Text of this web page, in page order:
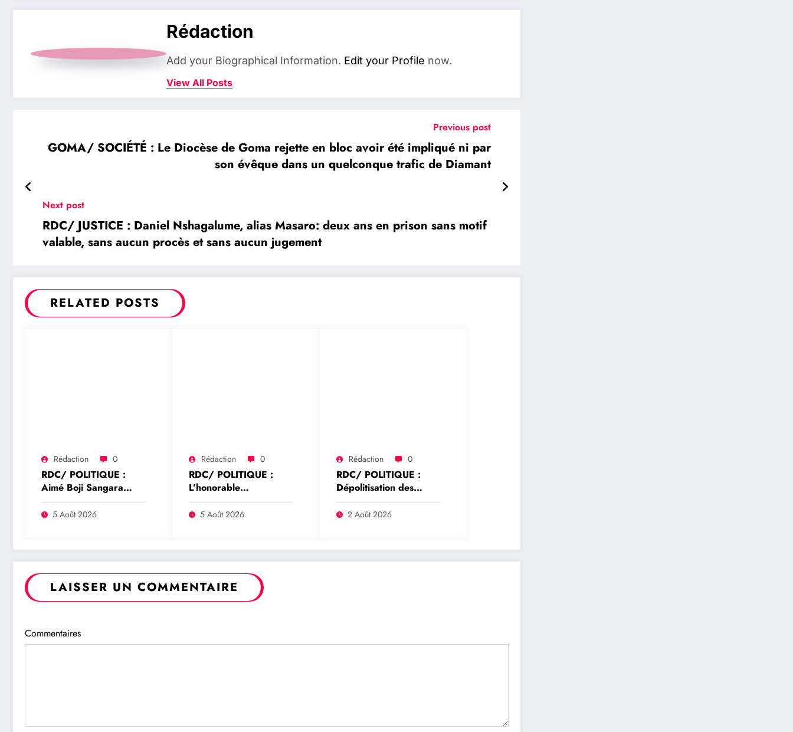
Rédaction
Add your Biographical Information. Edit your Profile now.
View All Posts
Previous post
GOMA/ SOCIÉTÉ : Le Diocèse de Goma rejette en bloc avoir été impliqué ni par
son évêque dans un quelconque trafic de Diamant
Next post
RDC/ JUSTICE : Daniel Nshagalume, alias Masaro: deux ans en prison sans motif
valable, sans aucun procès et sans aucun jugement
RELATED POSTS
Rédaction 0
RDC/ POLITIQUE :
Aimé Boji Sangara
plaide pour un tribunal
international afin de
RDC
5 Août 2026
Rédaction 0
RDC/ POLITIQUE :
L’honorable
Namazihana Bachoke
Patrick Baka salue la
l’économie numérique
5 Août 2026
Rédaction 0
RDC/ POLITIQUE :
Dépolitisation des
Entreprises: Les
dirigeants des
concours
2 Août 2026
LAISSER UN COMMENTAIRE
Commentaires